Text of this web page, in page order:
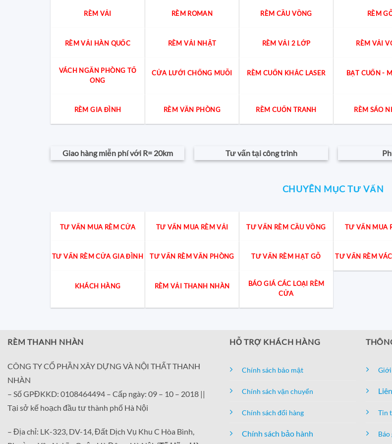
RÈM VẢI RÈM ROMAN RÈM CẦU VỒNG RÈM
RÈM VẢI HÀN QUỐC RÈM VẢI NHẬT RÈM VẢI 2 LỚP RÈM VẢI
VÁCH NGĂN PHÒNG TỔ
ONG
CỬA LƯỚI CHỐNG MUỖI RÈM CUỐN KHẮC LASER BẠT CUỐN -
RÈM GIA ĐÌNH RÈM VĂN PHÒNG RÈM CUỐN TRANH RÈM SÁO
Giao hàng miễn phí với R= 20km Tư vấn tại công trình
CHUYÊN MỤC TƯ VẤN
TƯ VẤN MUA RÈM CỬA TƯ VẤN MUA RÈM VẢI TƯ VẤN RÈM CẦU VỒNG TƯ VẤN MUA
TƯ VẤN RÈM CỬA GIA ĐÌNH TƯ VẤN RÈM VĂN PHÒNG TƯ VẤN RÈM HẠT GỖ TƯ VẤN RÈM
KHÁCH HÀNG RÈM VẢI THANH NHÀN
BÁO GIÁ CÁC LOẠI RÈM
CỬA
RÈM THANH NHÀN
CÔNG TY CỔ PHẦN XÂY DỰNG VÀ NỘI THẤT THANH
NHÀN
– Số GPĐKKD: 0108464494 – Cấp ngày: 09 – 10 – 2018 ||
Tại sở kế hoạch đầu tư thành phố Hà Nội
– Địa chỉ: LK-323, DV-14, Đất Dịch Vụ Khu C Hòa Bình,
HỖ TRỢ KHÁCH HÀNG
Chính sách bảo mật
Chính sách vận chuyển
Chính sách đổi hàng
Chính sách bảo hành
Tin
Báo